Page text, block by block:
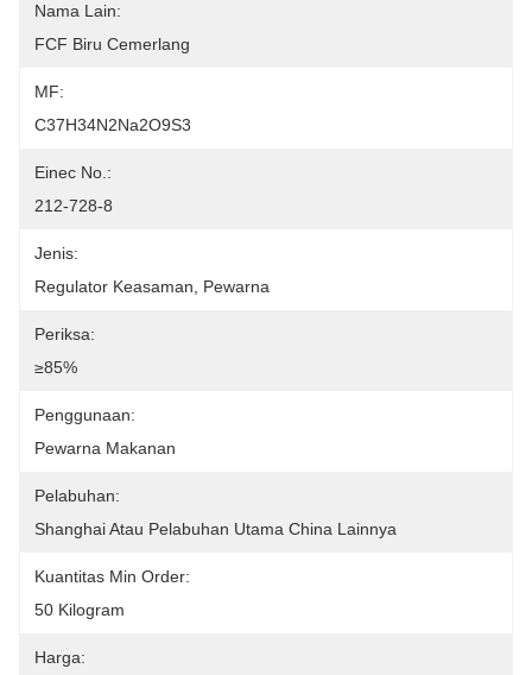
Nama Lain:
FCF Biru Cemerlang
MF:
C37H34N2Na2O9S3
Einec No.:
212-728-8
Jenis:
Regulator Keasaman, Pewarna
Periksa:
≥85%
Penggunaan:
Pewarna Makanan
Pelabuhan:
Shanghai Atau Pelabuhan Utama China Lainnya
Kuantitas Min Order:
50 Kilogram
Harga: